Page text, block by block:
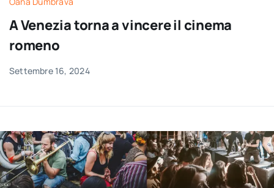
A Venezia torna a vincere il cinema
romeno
Settembre 16, 2024